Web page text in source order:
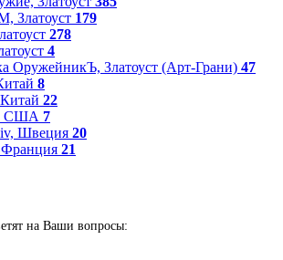
Златоуст 179
278
4
ОружейникЪ, Златоуст (Арт-Грани) 47
8
22
США 7
Швеция 20
21
на Ваши вопросы: